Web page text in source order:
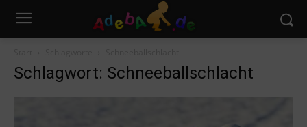
Schlagwort: Schneeballschlacht